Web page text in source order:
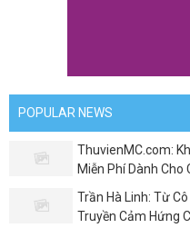
POPULAR NEWS
ThuvienMC.com:
Miễn Phí Dành Cho
Trần Hà Linh: Từ
Truyền Cảm Hứng